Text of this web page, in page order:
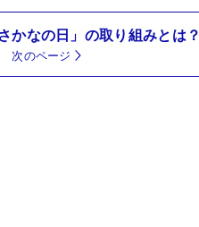
かなの日」の取り組みとは？
次のページ